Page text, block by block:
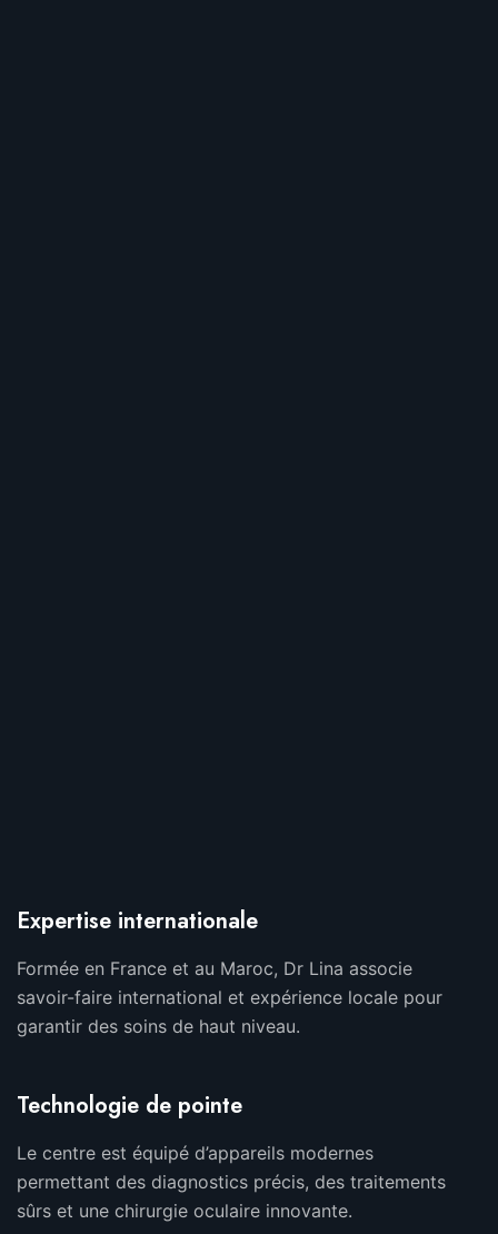
Expertise internationale
Formée en France et au Maroc, Dr Lina associe
savoir-faire international et expérience locale pour
garantir des soins de haut niveau.
Technologie de pointe
Le centre est équipé d’appareils modernes
permettant des diagnostics précis, des traitements
sûrs et une chirurgie oculaire innovante.